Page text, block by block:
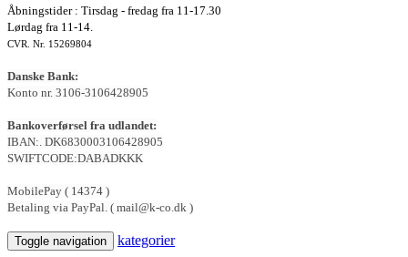
Åbningstider : Tirsdag - fredag fra 11-17.30
Lørdag fra 11-14.
CVR. Nr. 15269804
Danske Bank:
Konto nr. 3106-3106428905
Bankoverførsel fra udlandet:
IBAN:. DK6830003106428905
SWIFTCODE:DABADKKK
MobilePay ( 14374 )
Betaling via PayPal. ( mail@k-co.dk )
Toggle navigation kategorier